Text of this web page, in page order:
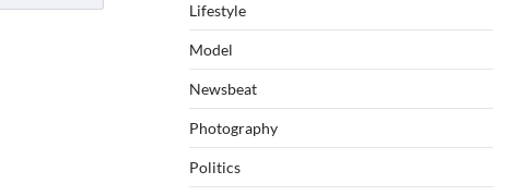
Lifestyle
Model
Newsbeat
Photography
Politics